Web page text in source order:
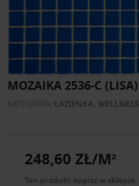
MOZAIKA 2536-C (LISA)
KATEGORIA: ŁAZIENKA, WELLNESS
248,60 ZŁ/M²
Ten produkt kupisz w sklepie: